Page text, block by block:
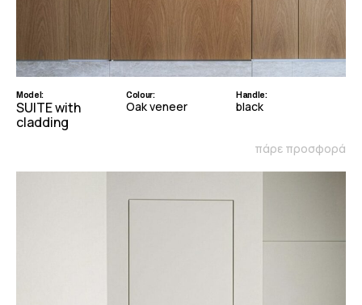
Model:
SUITE with
cladding
Colour:
Oak veneer
Handle:
black
πάρε προσφορά